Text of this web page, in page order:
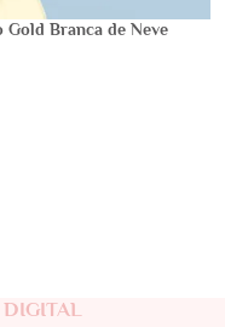
Branca de Neve